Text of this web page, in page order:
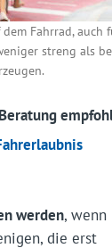
Fahrrad, auch
streng als
werden, wenn
die erst